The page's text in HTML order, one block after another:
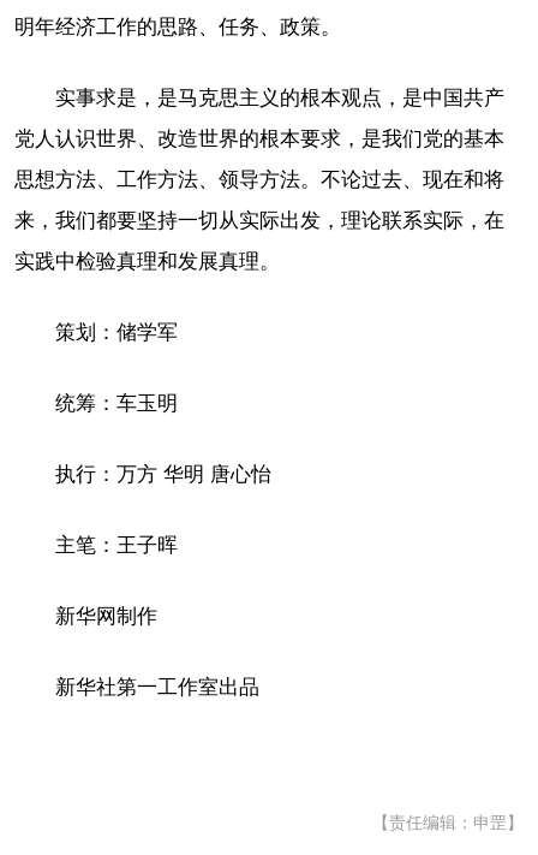
明年经济工作的思路、任务、政策。
实事求是，是马克思主义的根本观点，是中国共产
党人认识世界、改造世界的根本要求，是我们党的基本
思想方法、工作方法、领导方法。不论过去、现在和将
来，我们都要坚持一切从实际出发，理论联系实际，在
实践中检验真理和发展真理。
策划：储学军
统筹：车玉明
执行：万方 华明 唐心怡
主笔：王子晖
新华网制作
新华社第一工作室出品
【责任编辑：申罡】